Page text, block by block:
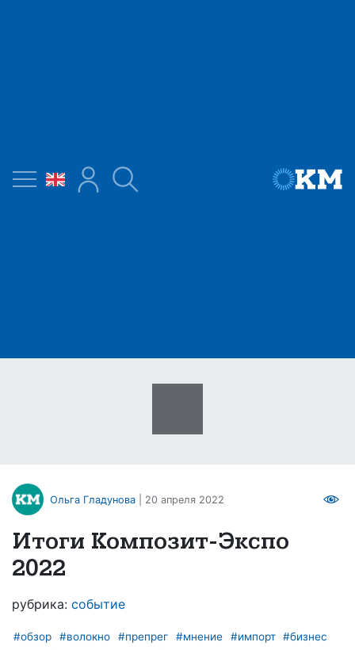
Ольга Гладунова | 20 апреля 2022
Итоги Композит-Экспо
2022
рубрика: событие
#обзор #волокно #препрег #мнение #импорт
#бизнес